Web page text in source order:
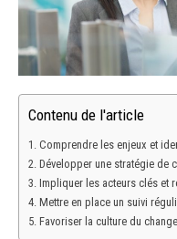
Contenu de l'article
Comprendre les enjeux et
Développer une stratégie de
Impliquer les acteurs clés et
Mettre en place un suivi
Favoriser la culture du